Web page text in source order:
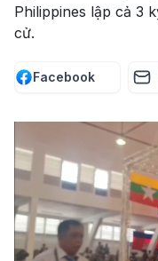
Philippines lập cả 3
cử.
Facebook